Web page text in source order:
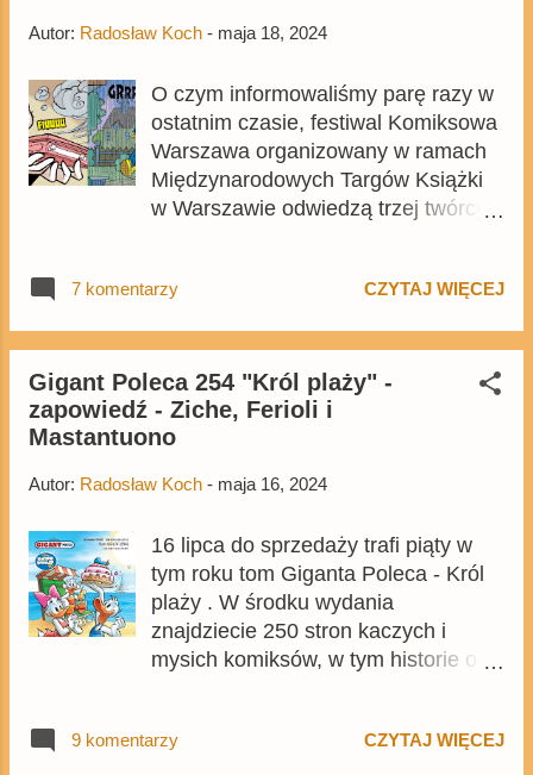
Autor: Radosław Koch - maja 18, 2024
O czym informowaliśmy parę razy w
ostatnim czasie, festiwal Komiksowa
Warszawa organizowany w ramach
Międzynarodowych Targów Książki
w Warszawie odwiedzą trzej twórcy
Stefano Turconi i Teresa Radice .
znajdziecie tu , natomiast my
odpowiadamy na wielokrotnie
zadawane pytanie - w których
tomach można znaleźć komiksy
7 komentarzy CZYTAJ WIĘCEJ
Gigant Poleca 254 "Król plaży" -
zapowiedź - Ziche, Ferioli i
Mastantuono
Autor: Radosław Koch - maja 16, 2024
16 lipca do sprzedaży trafi piąty w
tym roku tom Giganta Poleca - Król
plaży . W środku wydania
znajdziecie 250 stron kaczych i
mysich komiksów, w tym historie o
opowieści cenionych twórców, w tym
9 komentarzy CZYTAJ WIĘCEJ